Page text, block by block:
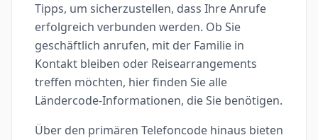
Tipps, um sicherzustellen, dass Ihre Anrufe
erfolgreich verbunden werden. Ob Sie
geschäftlich anrufen, mit der Familie in
Kontakt bleiben oder Reisearrangements
treffen möchten, hier finden Sie alle
Ländercode-Informationen, die Sie benötigen.
Über den primären Telefoncode hinaus bieten